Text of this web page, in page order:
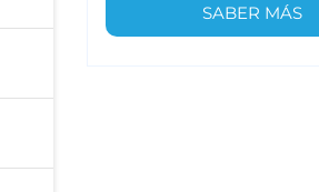
SABER MÁS